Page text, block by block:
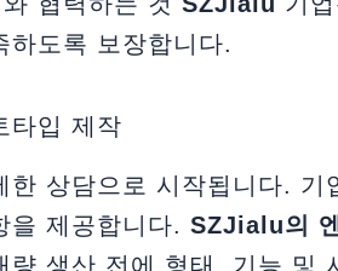
하도록 보장합니다.
타입 제작
한 상담으로 시작됩니다. 기
을 제공합니다. SZJialu의
량 생산 전에 형태, 기능 및